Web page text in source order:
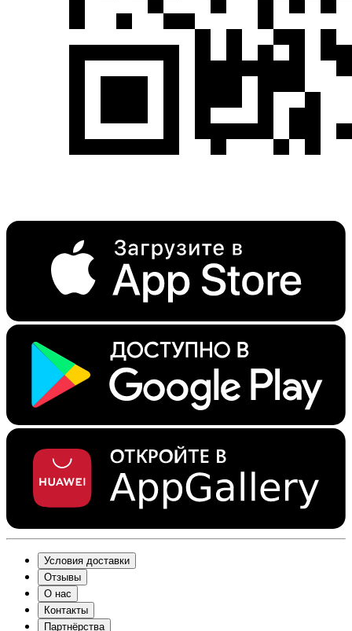
Условия доставки
Отзывы
О нас
Контакты
Партнёрства